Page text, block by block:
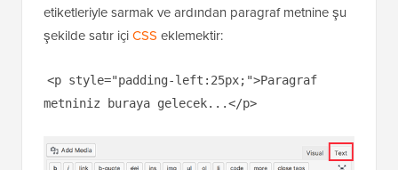
etiketleriyle sarmak ve ardından paragraf metnine şu
şekilde satır içiCSS eklemektir:
<p style="padding-left:25px;">Paragraf
metniniz buraya gelecek...</p>